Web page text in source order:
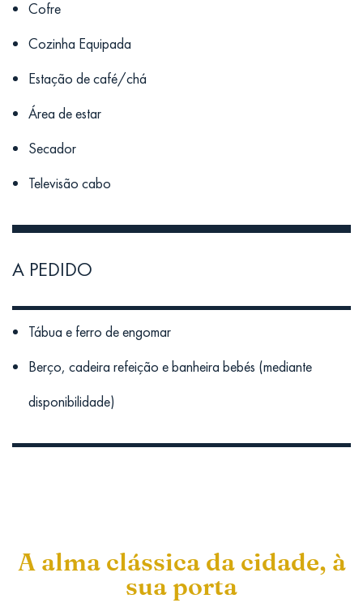
Cofre
Cozinha Equipada
Estação de café/chá
Área de estar
Secador
Televisão cabo
A PEDIDO
Tábua e ferro de engomar
Berço, cadeira refeição e banheira bebés (mediante
disponibilidade)
A alma clássica da cidade, à
sua porta